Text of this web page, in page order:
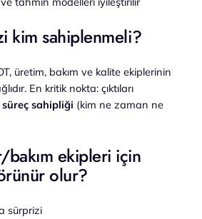
kim sahiplenmeli?
üretim, bakım ve kalite ekiplerinin
En kritik nokta: çıktıları
süreç sahipliği (kim ne zaman ne
ekipleri için
olur?
sürprizi